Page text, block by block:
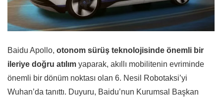
Baidu Apollo, otonom sürüş teknolojisinde önemli bir
ileriye doğru atılım yaparak, akıllı mobilitenin evriminde
önemli bir dönüm noktası olan 6. Nesil Robotaksi’yi
Wuhan’da tanıttı. Duyuru, Baidu’nun Kurumsal Başkan